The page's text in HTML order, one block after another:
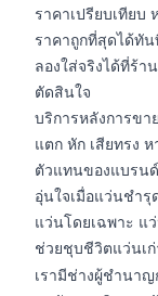
ราคาเปรียบเทียบ
ราคาถูกที่สุดได้ทั
ลองใส่จริงได้ที่ร้
ตัดสินใจ
บริการหลังการขา
แตก หัก เสียทรง
ตัวแทนของแบรน
อุ่นใจเมื่อแว่นชำ
แว่นโดยเฉพาะ แ
ช่วยชุบชีวิตแว่นเ
เรามีช่างผู้ชำนา